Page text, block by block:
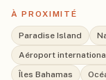
À PROXIMITÉ
Paradise Island
Aéroport
Îles Bahamas